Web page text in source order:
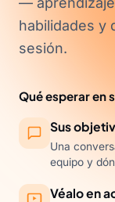
habilidades y
sesión.
Qué esperar en
Sus
Una
equipo y
Véalo en